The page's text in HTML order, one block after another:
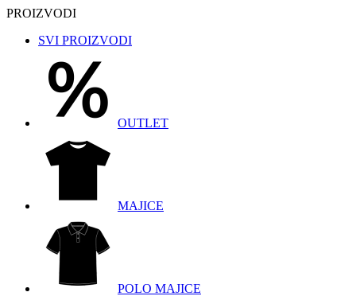
PROIZVODI
SVI PROIZVODI
OUTLET
MAJICE
POLO MAJICE